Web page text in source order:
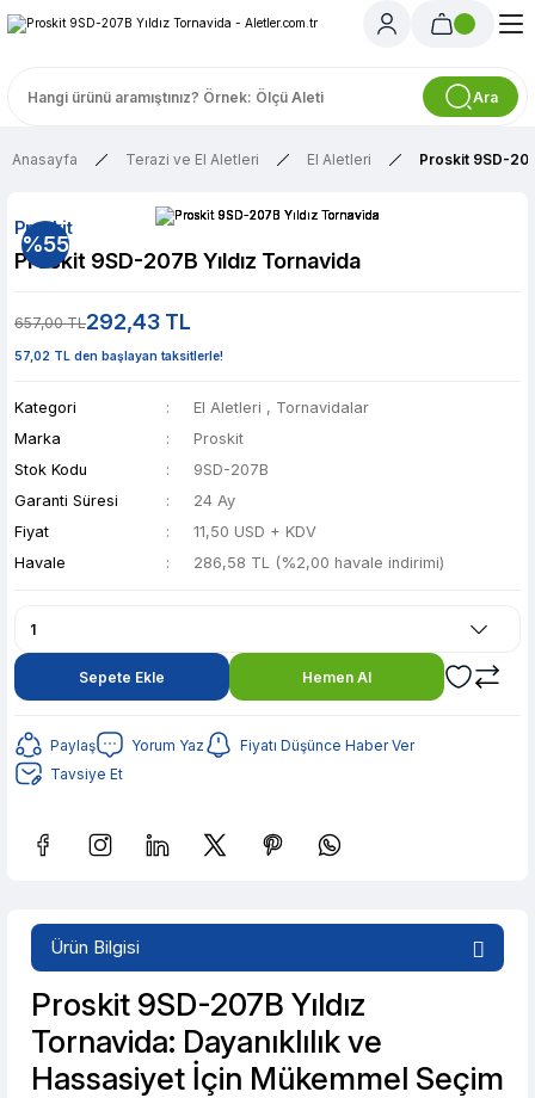
Ara
Anasayfa Terazi ve El Aletleri El Aletleri Proskit 9SD-
%55
Proskit
Proskit 9SD-207B Yıldız Tornavida
657,00 TL292,43 TL
57,02 TL den başlayan taksitlerle!
Kategori El Aletleri , Tornavidalar
Marka
Proskit
Stok Kodu
9SD-207B
Garanti Süresi
24 Ay
Fiyat
11,50 USD + KDV
Havale
286,58 TL (%2,00 havale indirimi)
Sepete Ekle Hemen Al
Paylaş Yorum Yaz
Fiyatı Düşünce Haber Ver
Tavsiye Et
Güvenilir Alışveriş 57,02 TL den başlayan taksitlerle! x 9
Ürün Bilgisi
Proskit 9SD-207B Yıldız
Tornavida: Dayanıklılık ve
Hassasiyet İçin Mükemmel Seçim